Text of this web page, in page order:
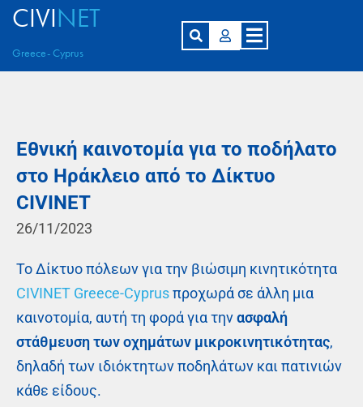
CIVINET
Greece- Cyprus
Εθνική καινοτομία για το ποδήλατο
στο Ηράκλειο από το Δίκτυο
CIVINET
26/11/2023
Το Δίκτυο πόλεων για την βιώσιμη κινητικότητα
CIVINET Greece-Cyprusπροχωρά σε άλλη μια
καινοτομία, αυτή τη φορά για τηνασφαλή
στάθμευση των οχημάτων μικροκινητικότητας,
δηλαδή των ιδιόκτητων ποδηλάτων και πατινιών
κάθε είδους.